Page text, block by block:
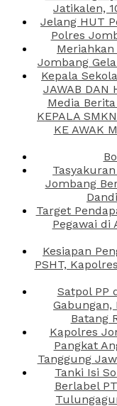
Jatikalen,
Jelang HUT
Polres
Meriahkan
Jombang
Kepala
JAWAB DAN
Media
KEPALA
KE AWAK
Jombang
Target
Pegawai di
Kesiapan
PSHT,
Satpol PP
Gabungan,
Batang
Kapolres
Pangkat
Tanggung
Tanki Isi
Berlabel